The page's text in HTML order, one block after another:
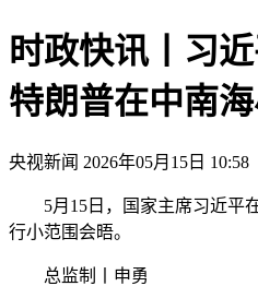
时政快讯丨习
特朗普在中南
央视新闻 2026年05月15日 10:58
5月15日，国家主席习近平
行小范围会晤。
总监制丨申勇